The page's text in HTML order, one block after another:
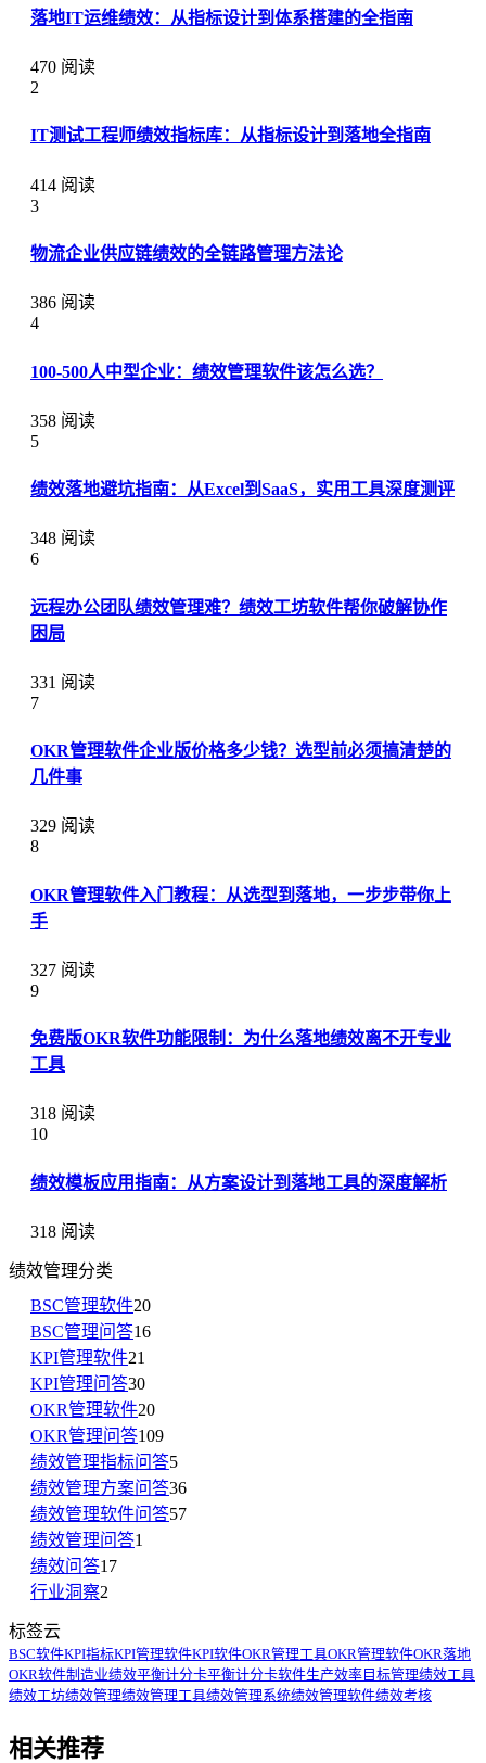
落地IT运维绩效：从指标设计到体系搭建的全指南
470 阅读
2
IT测试工程师绩效指标库：从指标设计到落地全指南
414 阅读
3
物流企业供应链绩效的全链路管理方法论
386 阅读
4
100-500人中型企业：绩效管理软件该怎么选？
358 阅读
5
绩效落地避坑指南：从Excel到SaaS，实用工具深度测评
348 阅读
6
远程办公团队绩效管理难？绩效工坊软件帮你破解协作
困局
331 阅读
7
OKR管理软件企业版价格多少钱？选型前必须搞清楚的
几件事
329 阅读
8
OKR管理软件入门教程：从选型到落地，一步步带你上
手
327 阅读
9
免费版OKR软件功能限制：为什么落地绩效离不开专业
工具
318 阅读
10
绩效模板应用指南：从方案设计到落地工具的深度解析
318 阅读
绩效管理分类
BSC管理软件20
BSC管理问答16
KPI管理软件21
KPI管理问答30
OKR管理软件20
OKR管理问答109
绩效管理指标问答5
绩效管理方案问答36
绩效管理软件问答57
绩效管理问答1
绩效问答17
行业洞察2
标签云
BSC软件KPI指标KPI管理软件KPI软件OKR管理工具OKR管理软件OKR落地
OKR软件制造业绩效平衡计分卡平衡计分卡软件生产效率 目标管理绩效工具
绩效工坊绩效管理绩效管理工具绩效管理系统绩效管理软件绩效考核
相关推荐